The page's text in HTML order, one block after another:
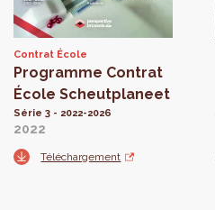
Contrat École
Programme Contrat
École Scheutplaneet
Série 3 - 2022-2026
2022
Téléchargement